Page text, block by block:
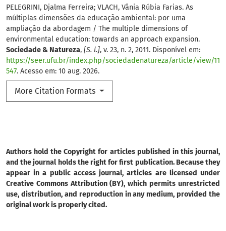
PELEGRINI, Djalma Ferreira; VLACH, Vânia Rúbia Farias. As
múltiplas dimensões da educação ambiental: por uma
ampliação da abordagem / The multiple dimensions of
environmental education: towards an approach expansion.
Sociedade & Natureza, [S. l.], v. 23, n. 2, 2011. Disponível em:
https://seer.ufu.br/index.php/sociedadenatureza/article/view/11
547. Acesso em: 10 aug. 2026.
More Citation Formats
Authors hold the Copyright for articles published in this journal,
and the journal holds the right for first publication. Because they
appear in a public access journal, articles are licensed under
Creative Commons Attribution (BY), which permits unrestricted
use, distribution, and reproduction in any medium, provided the
original work is properly cited.